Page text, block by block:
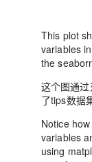
This plot
variables
the
这个图通
了tips数据
Notice
variables
using